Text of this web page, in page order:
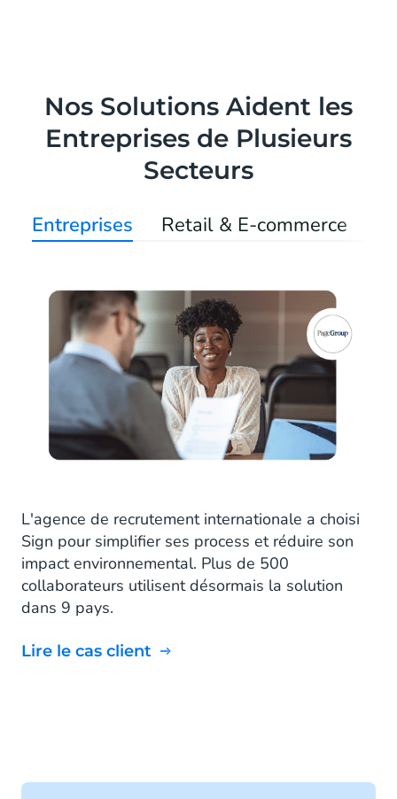
Nos Solutions Aident les
Entreprises de Plusieurs
Secteurs
Entreprises Retail & E-commerce
L'agence de recrutement internationale a choisi
Sign pour simplifier ses process et réduire son
impact environnemental. Plus de 500
collaborateurs utilisent désormais la solution
dans 9 pays.
Lire le cas client